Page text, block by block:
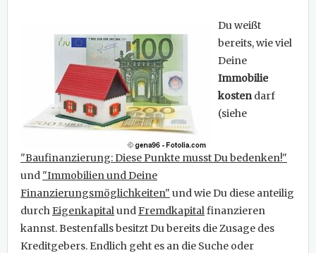
Du weißt
bereits, wie viel
Deine
Immobilie
kostendarf
(siehe
"Baufinanzierung: Diese Punkte musst Du bedenken!"
und "Immobilien und Deine
Finanzierungsmöglichkeiten" und wie Du diese anteilig
durch EigenkapitalundFremdkapitalfinanzieren
kannst. Bestenfalls besitzt Du bereits die Zusage des
Kreditgebers. Endlich geht es an die Suche oder